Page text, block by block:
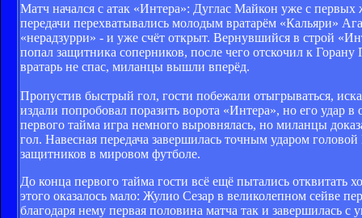
Матч начался с атак «Интера»: Дуглас Майкон уже с
передачи перехватывались молодым вратарём «Кальяри»
«нерадзурри» - и уже счёт открыт. Вернувшийся в строй
попал защитника соперников, после чего отскочил к
вратарь не спас, миланцы вышли вперёд.
Пропустив быстрый гол, гости побежали отыгрываться,
издали попробовал поразить ворота «Интера», но его удар
первого тайма игра немного выровнялась, но миланцы
гол. Навесная передача завершилась точным ударом
защитников в мировом футболе.
До конца первого тайма гости всё ещё пытались
этого оказалось мало: Жулио Сезар в великолепном сейве
благодаря нему первая половина матча так и завершилась